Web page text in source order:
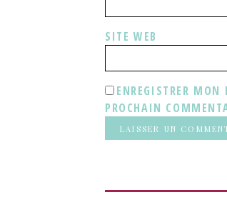
SITE WEB
ENREGISTRER
PROCHAIN